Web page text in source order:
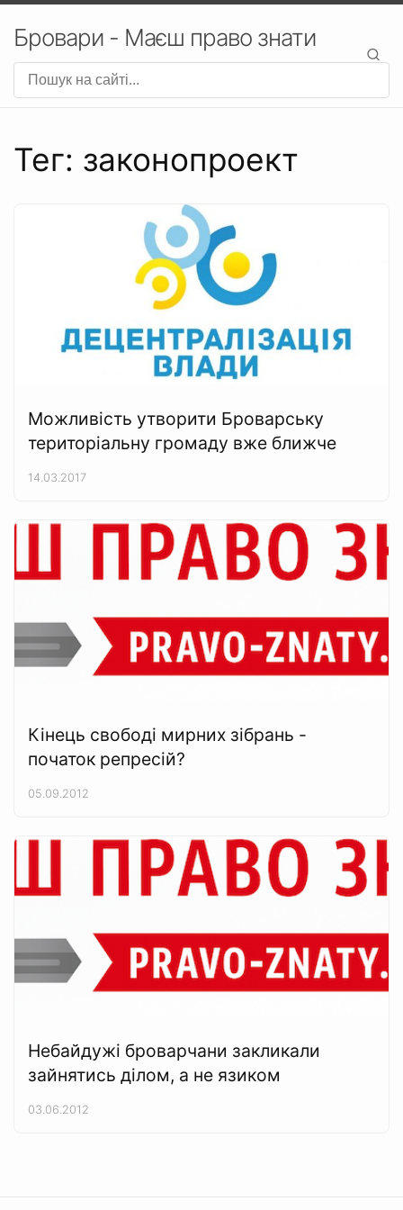
Бровари - Маєш право знати
Тег: законопроект
Можливість утворити Броварську
територіальну громаду вже ближче
14.03.2017
Кінець свободі мирних зібрань -
початок репресій?
05.09.2012
Небайдужі броварчани закликали
зайнятись ділом, а не язиком
03.06.2012